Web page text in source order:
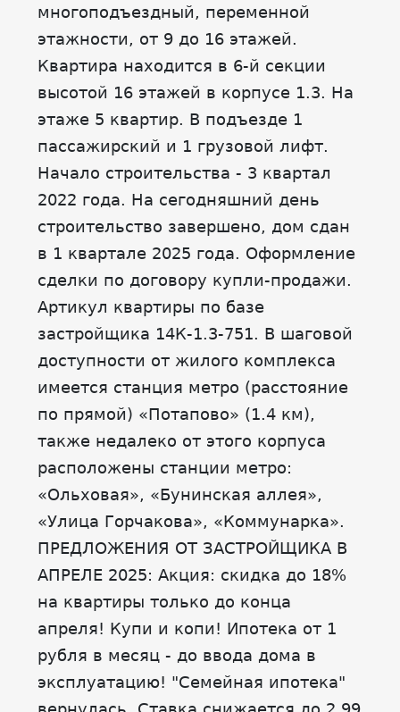
многоподъездный, переменной
этажности, от 9 до 16 этажей.
Квартира находится в 6-й секции
высотой 16 этажей в корпусе 1.3. На
этаже 5 квартир. В подъезде 1
пассажирский и 1 грузовой лифт.
Начало строительства - 3 квартал
2022 года. На сегодняшний день
строительство завершено, дом сдан
в 1 квартале 2025 года. Оформление
сделки по договору купли-продажи.
Артикул квартиры по базе
застройщика 14К-1.3-751. В шаговой
доступности от жилого комплекса
имеется станция метро (расстояние
по прямой) «Потапово» (1.4 км),
также недалеко от этого корпуса
расположены станции метро:
«Ольховая», «Бунинская аллея»,
«Улица Горчакова», «Коммунарка».
ПРЕДЛОЖЕНИЯ ОТ ЗАСТРОЙЩИКА В
АПРЕЛЕ 2025: Акция: скидка до 18%
на квартиры только до конца
апреля! Купи и копи! Ипотека от 1
рубля в месяц - до ввода дома в
эксплуатацию! "Семейная ипотека"